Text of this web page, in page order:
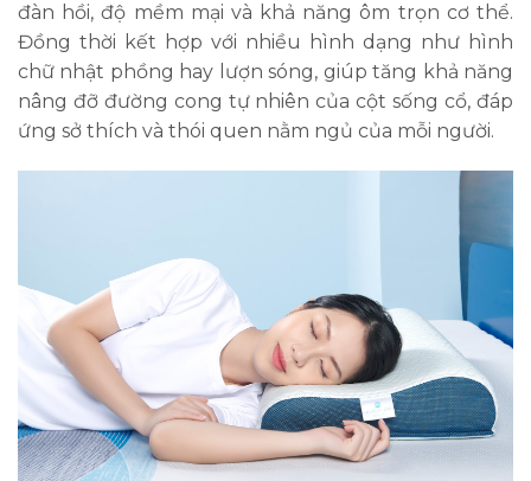
đàn hồi, độ mềm mại và khả năng ôm trọn cơ thể.
Đồng thời kết hợp với nhiều hình dạng như hình
chữ nhật phồng hay lượn sóng, giúp tăng khả năng
nâng đỡ đường cong tự nhiên của cột sống cổ, đáp
ứng sở thích và thói quen nằm ngủ của mỗi người.